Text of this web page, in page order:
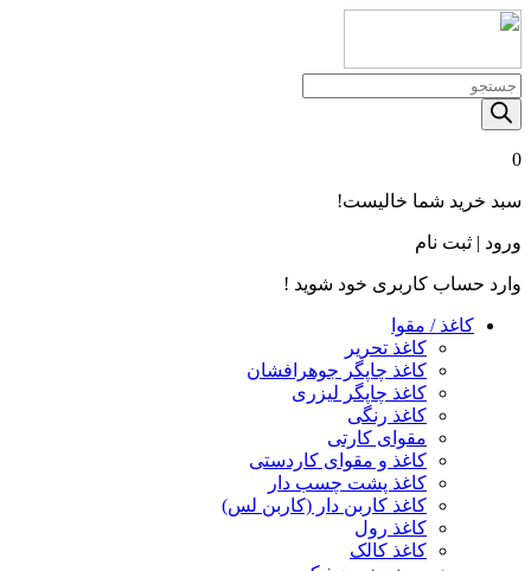
Products
search
0
سبد خرید شما خالیست!
ورود | ثبت نام
وارد حساب کاربری خود شوید !
کاغذ / مقوا
کاغذ تحریر
کاغذ چاپگر جوهرافشان
کاغذ چاپگر لیزری
کاغذ رنگی
مقوای کارتی
کاغذ و مقوای کاردستی
کاغذ پشت چسب‌ دار
کاغذ کاربن‌ دار (کاربن‌ لس)
کاغذ رول
کاغذ کالک